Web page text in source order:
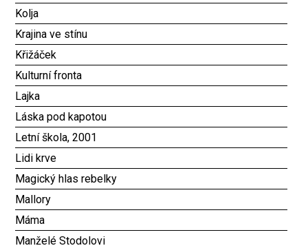
Kolja
Krajina ve stínu
Křižáček
Kulturní fronta
Lajka
Láska pod kapotou
Letní škola, 2001
Lidi krve
Magický hlas rebelky
Mallory
Máma
Manželé Stodolovi